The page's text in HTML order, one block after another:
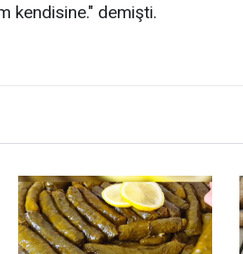
kendisine." demişti.